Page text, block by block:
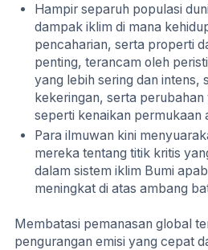
Hampir separuh populasi
dampak iklim di mana
pencaharian, serta properti
penting, terancam oleh
yang lebih sering dan intens,
kekeringan, serta
seperti kenaikan permukaan
Para ilmuwan kini
mereka tentang titik kritis
dalam sistem iklim Bumi
meningkat di atas ambang
Membatasi pemanasan global
pengurangan emisi yang cepat